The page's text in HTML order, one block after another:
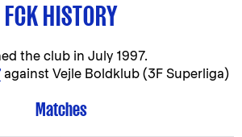
FCK HISTORY
the club in July 1997.
against Vejle Boldklub (3F Superliga)
Matches